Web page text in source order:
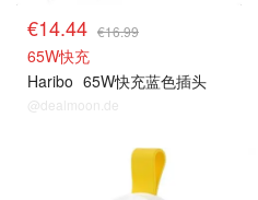
€14.44 €16.99
65W快充
Haribo 65W快充蓝色插头
@dealmoon.de